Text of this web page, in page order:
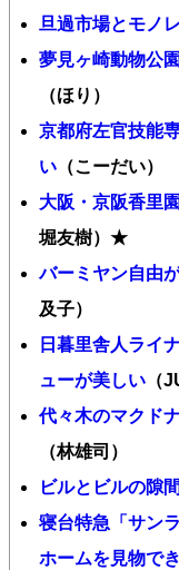
旦過市場とモノ
夢見ヶ崎動物公
（ほり）
京都府左官技能
い （こーだい）
大阪・京阪香里
堀友樹）★
バーミヤン自由
及子）
日暮里舎人ライ
ューが美しい （
代々木のマクド
（林雄司）
ビルとビルの隙
寝台特急「サン
ホームを見物で